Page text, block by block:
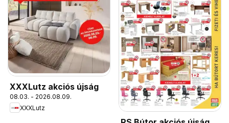
XXXLutz akciós újság
08.03. - 2026.08.09.
XXXLutz